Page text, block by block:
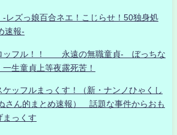
-レズっ娘百合ネエ！こじらせ！50独身処
速報-
ッフル！！ 永遠の無職童貞- ぼっちな
生童貞上等夜露死苦！
ッフルまっくす！（新・ナンノひゃくし
さん的まとめ速報） 話題な事件からおも
まっくす